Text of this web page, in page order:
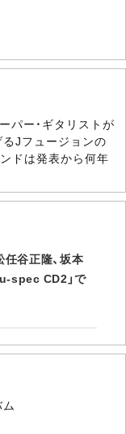
パー・ギタリストが
Jフュージョンの
ドは発表から何年
任谷正隆、坂本
spec CD2」で